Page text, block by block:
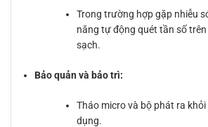
Trong trường hợp gặp nhiễu
năng tự động quét tần số
sạch.
Bảo quản và bảo trì:
Tháo micro và bộ phát ra
dụng.